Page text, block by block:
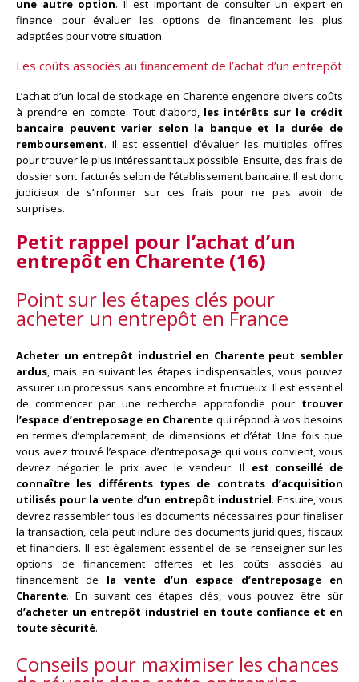
une autre option. Il est important de consulter un expert en
finance pour évaluer les options de financement les plus
adaptées pour votre situation.
Les coûts associés au financement de l’achat d’un entrepôt
L’achat d’un local de stockage en Charente engendre divers coûts
à prendre en compte. Tout d’abord, les intérêts sur le crédit
bancaire peuvent varier selon la banque et la durée de
remboursement. Il est essentiel d’évaluer les multiples offres
pour trouver le plus intéressant taux possible. Ensuite, des frais de
dossier sont facturés selon de l’établissement bancaire. Il est donc
judicieux de s’informer sur ces frais pour ne pas avoir de
surprises.
Petit rappel pour l’achat d’un
entrepôt en Charente (16)
Point sur les étapes clés pour
acheter un entrepôt en France
Acheter un entrepôt industriel en Charente peut sembler
ardus, mais en suivant les étapes indispensables, vous pouvez
assurer un processus sans encombre et fructueux. Il est essentiel
de commencer par une recherche approfondie pour trouver
l’espace d’entreposage en Charentequi répond à vos besoins
en termes d’emplacement, de dimensions et d’état. Une fois que
vous avez trouvé l’espace d’entreposage qui vous convient, vous
devrez négocier le prix avec le vendeur. Il est conseillé de
connaître les différents types de contrats d’acquisition
utilisés pour la vente d’un entrepôt industriel. Ensuite, vous
devrez rassembler tous les documents nécessaires pour finaliser
la transaction, cela peut inclure des documents juridiques, fiscaux
et financiers. Il est également essentiel de se renseigner sur les
options de financement offertes et les coûts associés au
financement de la vente d’un espace d’entreposage en
Charente. En suivant ces étapes clés, vous pouvez être sûr
d’acheter un entrepôt industriel en toute confiance et en
toute sécurité.
Conseils pour maximiser les chances